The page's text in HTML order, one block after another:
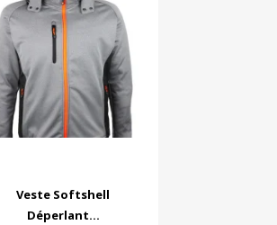
Veste Softshell
Déperlant...